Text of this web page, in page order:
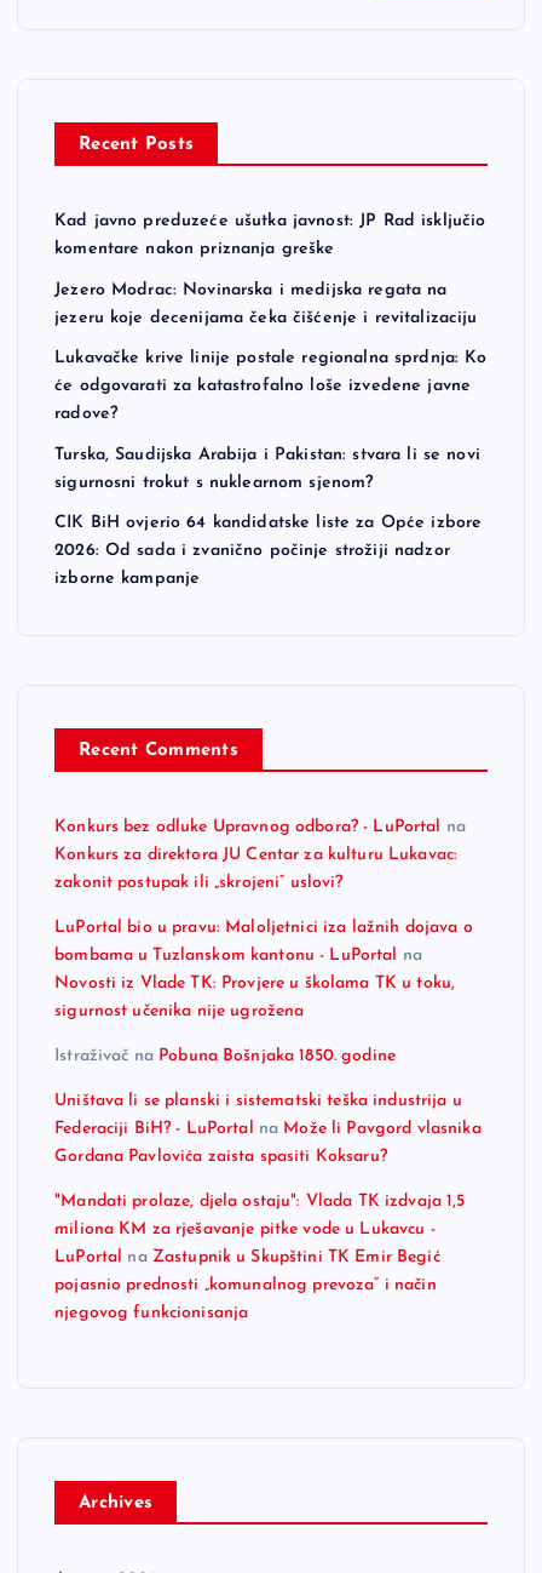
Recent Posts
Kad javno preduzeće ušutka javnost: JP Rad isključio
komentare nakon priznanja greške
Jezero Modrac: Novinarska i medijska regata na
jezeru koje decenijama čeka čišćenje i revitalizaciju
Lukavačke krive linije postale regionalna sprdnja: Ko
će odgovarati za katastrofalno loše izvedene javne
radove?
Turska, Saudijska Arabija i Pakistan: stvara li se novi
sigurnosni trokut s nuklearnom sjenom?
CIK BiH ovjerio 64 kandidatske liste za Opće izbore
2026: Od sada i zvanično počinje strožiji nadzor
izborne kampanje
Recent Comments
Konkurs bez odluke Upravnog odbora? - LuPortal na
Konkurs za direktora JU Centar za kulturu Lukavac:
zakonit postupak ili „skrojeni“ uslovi?
LuPortal bio u pravu: Maloljetnici iza lažnih dojava o
bombama u Tuzlanskom kantonu - LuPortal na
Novosti iz Vlade TK: Provjere u školama TK u toku,
sigurnost učenika nije ugrožena
Istraživač na Pobuna Bošnjaka 1850. godine
Uništava li se planski i sistematski teška industrija u
Federaciji BiH? - LuPortal na Može li Pavgord vlasnika
Gordana Pavlovića zaista spasiti Koksaru?
"Mandati prolaze, djela ostaju": Vlada TK izdvaja 1,5
miliona KM za rješavanje pitke vode u Lukavcu -
LuPortal na Zastupnik u Skupštini TK Emir Begić
pojasnio prednosti „komunalnog prevoza“ i način
njegovog funkcionisanja
Archives